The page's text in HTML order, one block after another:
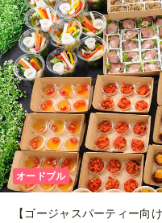
オードブル
【ゴージャスパーティー向